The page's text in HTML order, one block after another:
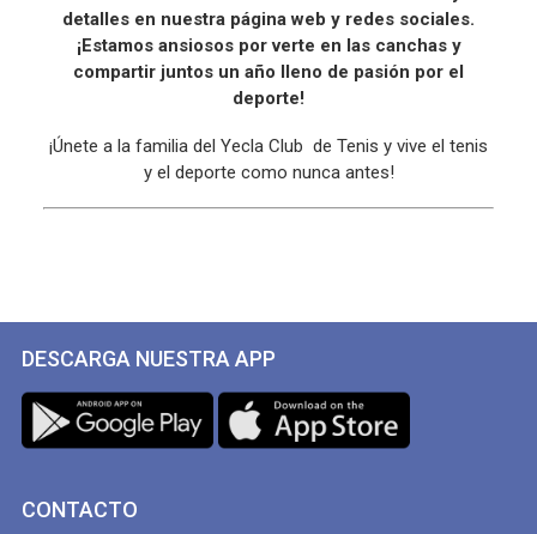
detalles en nuestra página web y redes sociales.
¡Estamos ansiosos por verte en las canchas y
compartir juntos un año lleno de pasión por el
deporte!
¡Únete a la familia del Yecla Club de Tenis y vive el tenis
y el deporte como nunca antes!
DESCARGA NUESTRA APP
CONTACTO